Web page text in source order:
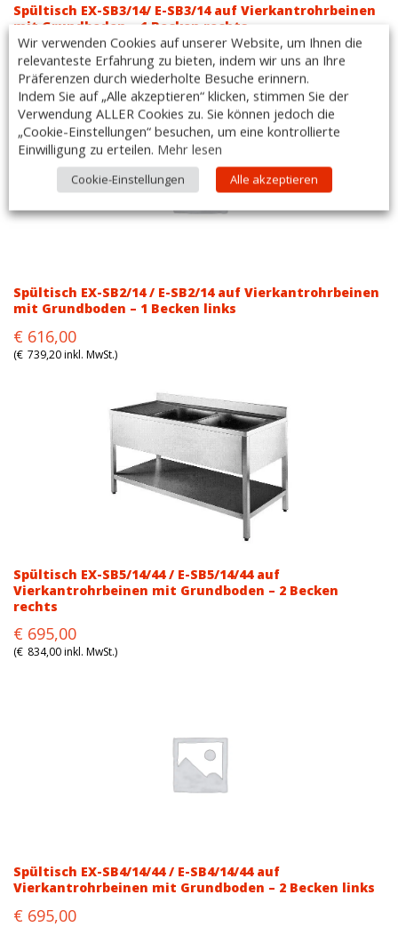
Spültisch EX-SB3/14/ E-SB3/14 auf Vierkantrohrbeinen
mit Grundboden – 1 Becken rechts
Original
price
was:
€799,00.
€ 616,00Current
price
is:
€616,00.
€ 739,20inkl. MwSt.)
Spültisch EX-SB2/14 / E-SB2/14 auf Vierkantrohrbeinen
mit Grundboden – 1 Becken links
Original
price
€ 616,00
price
€616,00.
(€ 739,20inkl. MwSt.)
Spültisch EX-SB5/14/44 / E-SB5/14/44 auf
Vierkantrohrbeinen mit Grundboden – 2 Becken
rechts
Original
price
€ 695,00
price
(€ 834,00inkl. MwSt.)
Spültisch EX-SB4/14/44 / E-SB4/14/44 auf
Vierkantrohrbeinen mit Grundboden – 2 Becken links
Original
€ 695,00
Wir verwenden Cookies auf unserer Website, um Ihnen die
relevanteste Erfahrung zu bieten, indem wir uns an Ihre
Präferenzen durch wiederholte Besuche erinnern.
Indem Sie auf „Alle akzeptieren“ klicken, stimmen Sie der
Verwendung ALLER Cookies zu. Sie können jedoch die
„Cookie-Einstellungen“ besuchen, um eine kontrollierte
Einwilligung zu erteilen. Mehr lesen
Cookie-Einstellungen Alle akzeptieren